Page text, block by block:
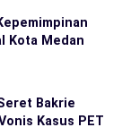
Kota Medan
Bakrie
Kasus PET